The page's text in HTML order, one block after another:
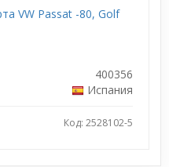
VW Passat -80, Golf
400356
Испания
Код: 2528102-5